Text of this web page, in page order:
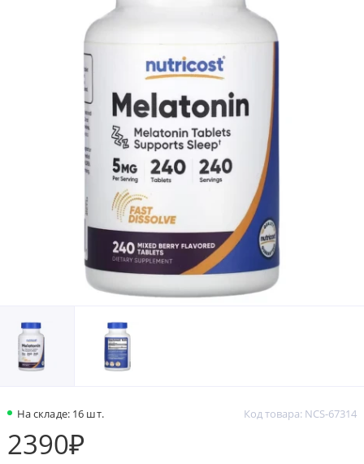
На складе: 16 шт. Код товара: NCS-67314
2390₽